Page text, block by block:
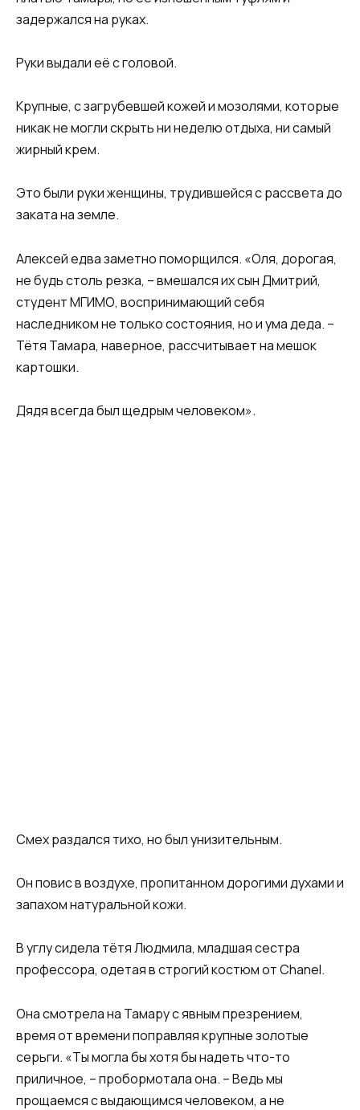
задержался на руках.
Руки выдали её с головой.
Крупные, с загрубевшей кожей и мозолями, которые
никак не могли скрыть ни неделю отдыха, ни самый
жирный крем.
Это были руки женщины, трудившейся с рассвета до
заката на земле.
Алексей едва заметно поморщился. «Оля, дорогая,
не будь столь резка, – вмешался их сын Дмитрий,
студент МГИМО, воспринимающий себя
наследником не только состояния, но и ума деда. –
Тётя Тамара, наверное, рассчитывает на мешок
картошки.
Дядя всегда был щедрым человеком».
Смех раздался тихо, но был унизительным.
Он повис в воздухе, пропитанном дорогими духами и
запахом натуральной кожи.
В углу сидела тётя Людмила, младшая сестра
профессора, одетая в строгий костюм от Chanel.
Она смотрела на Тамару с явным презрением,
время от времени поправляя крупные золотые
серьги. «Ты могла бы хотя бы надеть что-то
приличное, – пробормотала она. – Ведь мы
прощаемся с выдающимся человеком, а не